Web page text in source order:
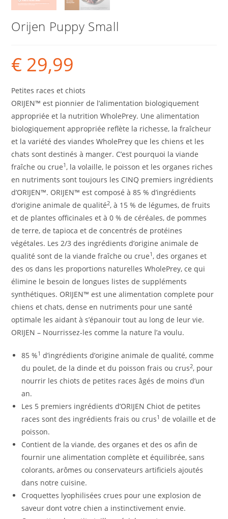
Orijen Puppy Small
€ 29,99
Petites races et chiots
ORIJEN™ est pionnier de l’alimentation biologiquement
appropriée et la nutrition WholePrey. Une alimentation
biologiquement appropriée reflète la richesse, la fraîcheur
et la variété des viandes WholePrey que les chiens et les
chats sont destinés à manger. C’est pourquoi la viande
fraîche ou crue1, la volaille, le poisson et les organes riches
en nutriments sont toujours les CINQ premiers ingrédients
d’ORIJEN™. ORIJEN™ est composé à 85 % d’ingrédients
d’origine animale de qualité2, à 15 % de légumes, de fruits
et de plantes officinales et à 0 % de céréales, de pommes
de terre, de tapioca et de concentrés de protéines
végétales. Les 2/3 des ingrédients d’origine animale de
qualité sont de la viande fraîche ou crue1, des organes et
des os dans les proportions naturelles WholePrey, ce qui
élimine le besoin de longues listes de suppléments
synthétiques. ORIJEN™ est une alimentation complete pour
chiens et chats, dense en nutriments pour une santé
optimale les aidant à s’épanouir tout au long de leur vie.
ORIJEN – Nourrissez-les comme la nature l’a voulu.
85 %1 d’ingrédients d’origine animale de qualité, comme
du poulet, de la dinde et du poisson frais ou crus2, pour
nourrir les chiots de petites races âgés de moins d’un
an.
Les 5 premiers ingrédients d’ORIJEN Chiot de petites
races sont des ingrédients frais ou crus1 de volaille et de
poisson.
Contient de la viande, des organes et des os afin de
fournir une alimentation complète et équilibrée, sans
colorants, arômes ou conservateurs artificiels ajoutés
dans notre cuisine.
Croquettes lyophilisées crues pour une explosion de
saveur dont votre chien a instinctivement envie.